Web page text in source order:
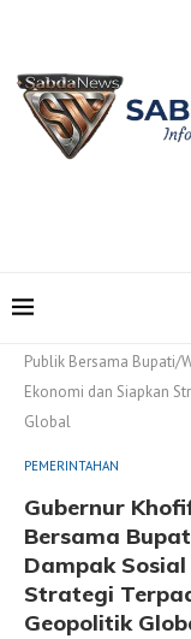
Publik Bersama Bupati/
Ekonomi dan Siapkan
Global
PEMERINTAHAN
Gubernur
Bersama
Dampak
Strategi
Geopolitik